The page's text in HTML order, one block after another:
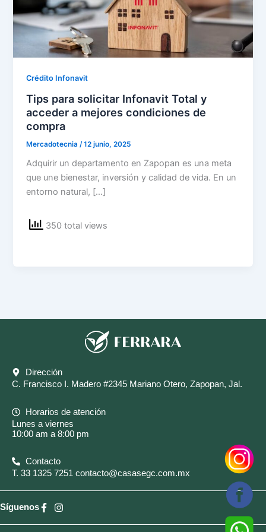
Crédito Infonavit
Tips para solicitar Infonavit Total y
acceder a mejores condiciones de
compra
Mercadotecnia /12 junio, 2025
Adquirir un departamento en Zapopan es una meta
que une bienestar, inversión y calidad de vida. En un
entorno natural, […]
350 total views
Dirección
C. Francisco I. Madero #2345 Mariano Otero, Zapopan, Jal.
Horarios de atención
Lunes a viernes
10:00 am a 8:00 pm
Contacto
T. 33 1325 7251 contacto@casasegc.com.mx
Síguenos